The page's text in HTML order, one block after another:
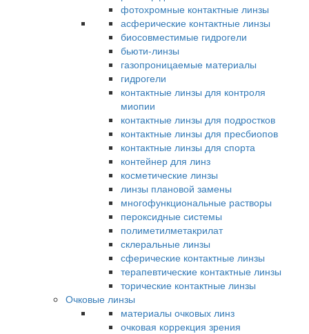
фотохромные контактные линзы
асферические контактные линзы
биосовместимые гидрогели
бьюти-линзы
газопроницаемые материалы
гидрогели
контактные линзы для контроля
миопии
контактные линзы для подростков
контактные линзы для пресбиопов
контактные линзы для спорта
контейнер для линз
косметические линзы
линзы плановой замены
многофункциональные растворы
пероксидные системы
полиметилметакрилат
склеральные линзы
сферические контактные линзы
терапевтические контактные линзы
торические контактные линзы
Очковые линзы
материалы очковых линз
очковая коррекция зрения